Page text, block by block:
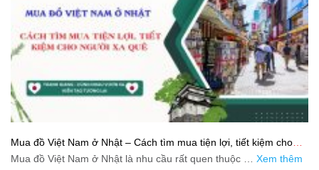
Mua đồ Việt Nam ở Nhật – Cách tìm mua tiện lợi, tiết kiệm cho
người xa quê
Mua đồ Việt Nam ở Nhật là nhu cầu rất quen thuộc … Xem thêm